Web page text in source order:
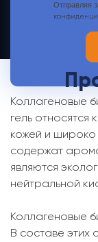
Отправляя
Коллагеновые
гель относятся
кожей и широко
содержат
являются
нейтральной
Коллагеновые
В составе этих